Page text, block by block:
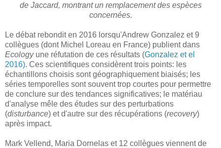
de Jaccard, montrant un remplacement des espèces
concernées.
Le débat rebondit en 2016 lorsqu'Andrew Gonzalez et 9
collègues (dont Michel Loreau en France) publient dans
Ecologyune réfutation de ces résultats (Gonzalez et el
2016). Ces scientifiques considèrent trois points: les
échantillons choisis sont géographiquement biaisés; les
séries temporelles sont souvent trop courtes pour permettre
de conclure sur des tendances significatives; le matériau
d'analyse mêle des études sur des perturbations
(disturbance) et d'autre sur des récupérations (recovery)
après impact.
Mark Vellend, Maria Dornelas et 12 collègues viennent de